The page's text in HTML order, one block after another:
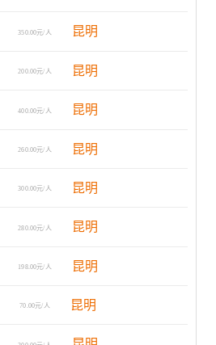
350.00元/人 昆明
200.00元/人 昆明
400.00元/人 昆明
260.00元/人 昆明
300.00元/人 昆明
280.00元/人 昆明
198.00元/人 昆明
70.00元/人 昆明